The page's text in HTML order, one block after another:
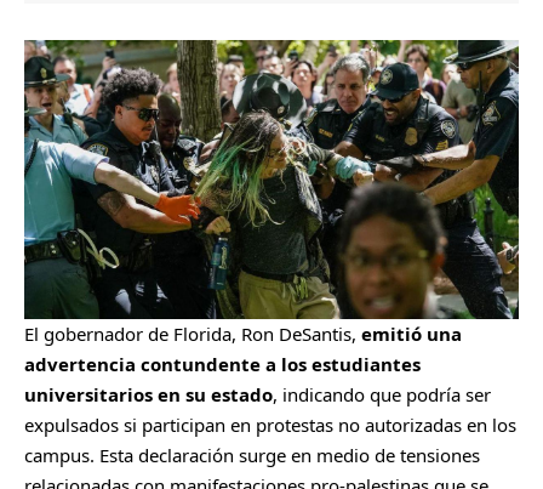
El gobernador de Florida, Ron DeSantis, emitió una
advertencia contundente a los estudiantes
universitarios en su estado, indicando que podría ser
expulsados si participan en protestas no autorizadas en los
campus. Esta declaración surge en medio de tensiones